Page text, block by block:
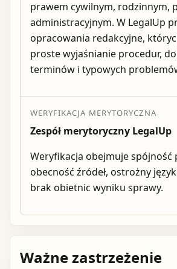
prawem cywilnym, rodzinnym,
administracyjnym. W LegalUp
opracowania redakcyjne,
proste wyjaśnianie procedur,
terminów i typowych
WERYFIKACJA MERYTORYCZNA
Zespół merytoryczny LegalUp
Weryfikacja obejmuje spójność
obecność źródeł, ostrożny
brak obietnic wyniku sprawy.
Ważne zastrzeżenie